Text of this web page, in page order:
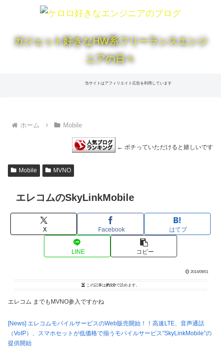
ガジェット好きなHW系フリーランスエンジ
ニアの日々
当サイトはアフィリエイト広告を利用しています
ホーム Mobile
← ポチっていただけると嬉しいです
Mobile MVNO
エレコムのSkyLinkMobile
X Facebook はてブ
LINE コピー
2014/09/01
この記事は約1分で読めます。
エレコム までもMVNO参入ですかね
[News] エレコムモバイルサービスのWeb販売開始！！高速LTE、音声通話
（VoIP）、スマホセットが低価格で揃うモバイルサービス“SkyLinkMobile”の
提供開始